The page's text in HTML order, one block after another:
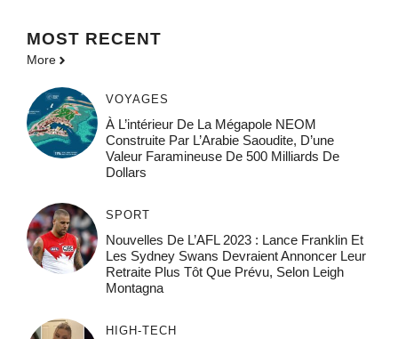
MOST RECENT
More
VOYAGES
À L’intérieur De La Mégapole NEOM
Construite Par L’Arabie Saoudite, D’une
Valeur Faramineuse De 500 Milliards De
Dollars
SPORT
Nouvelles De L’AFL 2023 : Lance Franklin Et
Les Sydney Swans Devraient Annoncer Leur
Retraite Plus Tôt Que Prévu, Selon Leigh
Montagna
HIGH-TECH